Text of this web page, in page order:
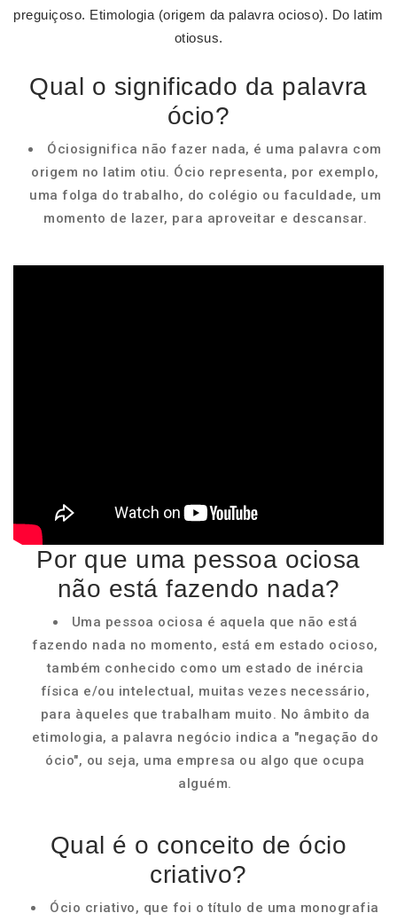
preguiçoso. Etimologia (origem da palavra ocioso). Do latim
otiosus.
Qual o significado da palavra
ócio?
Óciosignifica não fazer nada, é uma palavra com
origem no latim otiu. Ócio representa, por exemplo,
uma folga do trabalho, do colégio ou faculdade, um
momento de lazer, para aproveitar e descansar.
Por que uma pessoa ociosa
não está fazendo nada?
Uma pessoa ociosa é aquela que não está
fazendo nada no momento, está em estado ocioso,
também conhecido como um estado de inércia
física e/ou intelectual, muitas vezes necessário,
para àqueles que trabalham muito. No âmbito da
etimologia, a palavra negócio indica a "negação do
ócio", ou seja, uma empresa ou algo que ocupa
alguém.
Qual é o conceito de ócio
criativo?
Ócio criativo, que foi o título de uma monografia